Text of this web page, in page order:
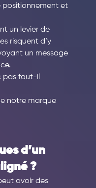
positionnement et
un levier de
risquent d’y
un message
pas faut-il
notre marque
d’un
?
avoir des